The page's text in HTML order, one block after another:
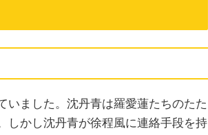
いました。沈丹青は羅愛蓮たちのたた
しかし沈丹青が徐程風に連絡手段を持